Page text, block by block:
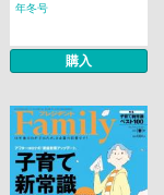
年冬号
購入